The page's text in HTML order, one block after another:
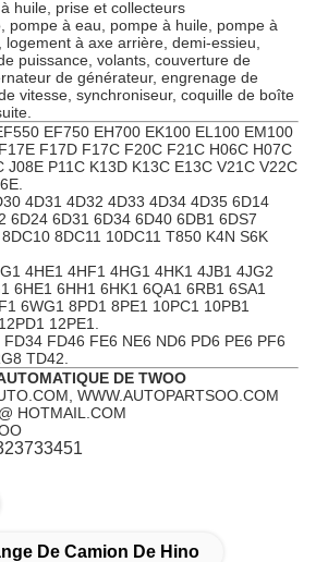
huile, prise et collecteurs
pompe à eau, pompe à huile, pompe à
à axe arrière, demi-essieu,
puissance, volants, couverture de
de générateur, engrenage de
vitesse, synchroniseur, coquille de boîte
EF750 EH700 EK100 EL100 EM100
F17D F17C F20C F21C H06C H07C
J08E P11C K13D K13C E13C V21C V22C
4D31 4D32 4D33 4D34 4D35 6D14
6D24 6D31 6D34 6D40 6DB1 6DS7
8DC11 10DC11 T850 K4N S6K
4HE1 4HF1 4HG1 4HK1 4JB1 4JG2
6HE1 6HH1 6HK1 6QA1 6RB1 6SA1
6WG1 8PD1 8PE1 10PC1 10PB1
12PE1.
FD34 FD46 FE6 NE6 ND6 PD6 PE6 PF6
TD42.
DE TWOO
WWW.AUTOPARTSOO.COM
HOTMAIL.COM
De Camion De Hino